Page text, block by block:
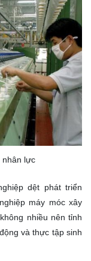
nhân lực
dệt phát triển
máy móc xây
nhiều nên tỉnh
và thực tập sinh